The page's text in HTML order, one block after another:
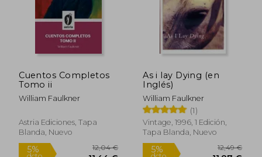
5%
dcto.
Cuentos Completos
Tomo ii
William Faulkner
Astria Ediciones, Tapa
Blanda, Nuevo
As i lay Dying (en
Inglés)
William Faulkner
(1)
Vintage, 1996, 1 Edición,
Tapa Blanda, Nuevo